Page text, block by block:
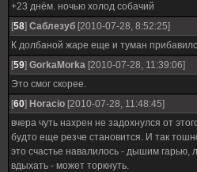
+23 днём. ночью холод собачий
[58] Саблезуб [2010-07-28, 8:52:25]
К долбаной жаре еще и туман
[59] GorkaMorka [2010-07-28, 11:39:06]
Это смог скорее.
[60] Horacio [2010-07-28, 11:48:45]
вчера чуть нахрен не задохнулся от
будто еще резче становится. И так
это счастье навалилось - дышим гарью,
вдыхать - может торкнуть.